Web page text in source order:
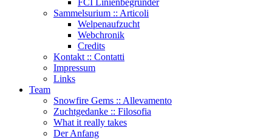
FCI Linienbegründer
Sammelsurium :: Articoli
Welpenaufzucht
Webchronik
Credits
Kontakt :: Contatti
Impressum
Links
Team
Snowfire Gems :: Allevamento
Zuchtgedanke :: Filosofia
What it really takes
Der Anfang